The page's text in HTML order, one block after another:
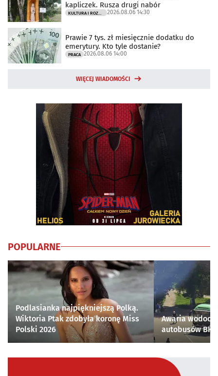
kapliczek. Rusza drugi nabór
KULTURA I ROZRYWKA 2026.08.06 14:30
Prawie 7 tys. zł miesięcznie dodatku do
emerytury. Kto tyle dostanie?
PRACA 2026.08.06 14:00
WIĘCEJ WIADOMOŚCI
POPULARNE
Podlasianka najpiękniejszą Polką.
Wiktoria Ptak zdobyła koronę Miss
Polski 2026
Awaria
autobusów